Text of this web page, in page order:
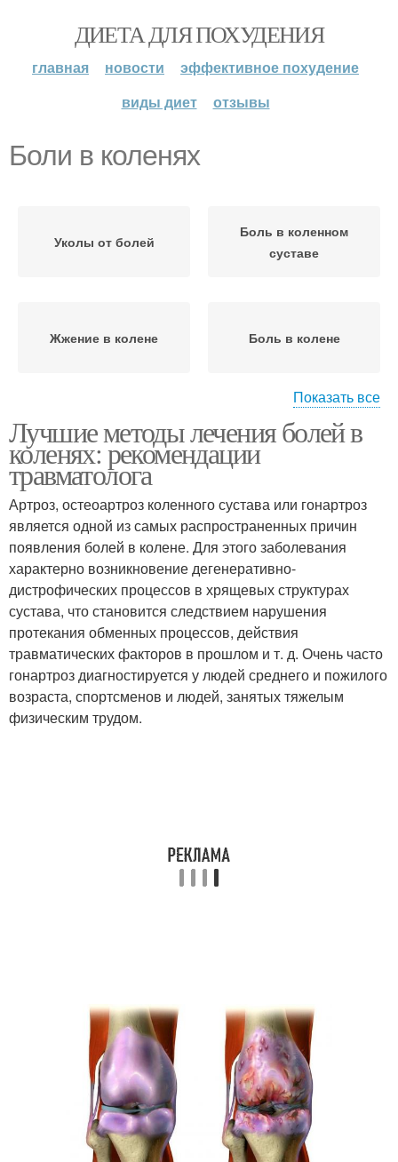
ДИЕТА ДЛЯ ПОХУДЕНИЯ
главная новости
эффективное похудение
виды диет
отзывы
Боли в коленях
Уколы от болей
Боль в коленном
суставе
Жжение в колене Боль в колене
Травматические боли Колено без ушиба
Ноющие боли Боли в колене
Колено с внешней
стороны
Распирания в колене
Дискомфорт в колене
суставе
Ноющий боль
Боль в коленных
суставах
Боли в ноге
Показать все
Лучшие методы лечения болей в
коленях: рекомендации
травматолога
Артроз, остеоартроз коленного сустава или гонартроз
является одной из самых распространенных причин
появления болей в колене. Для этого заболевания
характерно возникновение дегенеративно-
дистрофических процессов в хрящевых структурах
сустава, что становится следствием нарушения
протекания обменных процессов, действия
травматических факторов в прошлом и т. д. Очень часто
гонартроз диагностируется у людей среднего и пожилого
возраста, спортсменов и людей, занятых тяжелым
физическим трудом.